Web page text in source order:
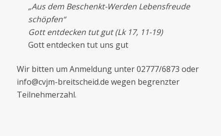
„Aus dem Beschenkt-Werden Lebensfreude
schöpfen“
Gott entdecken tut gut (Lk 17, 11-19)
Gott entdecken tut uns gut
Wir bitten um Anmeldung unter 02777/6873 oder
info@cvjm-breitscheid.de wegen begrenzter
Teilnehmerzahl.